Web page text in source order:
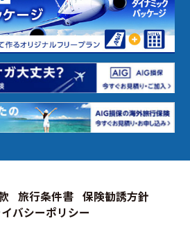
旅行条件書 保険勧誘方針
バシーポリシー